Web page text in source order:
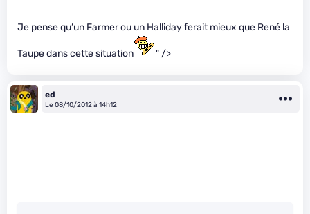
Je pense qu’un Farmer ou un Halliday ferait mieux que René la
Taupe dans cette situation " />
ed
Le 08/10/2012 à 14h12